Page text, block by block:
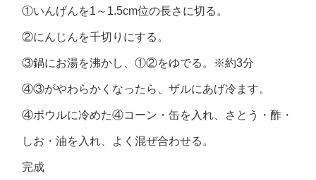
①いんげんを1～1.5cm位の長さに切る。
②にんじんを千切りにする。
③鍋にお湯を沸かし、①②をゆでる。※約3分
④③がやわらかくなったら、ザルにあげ冷ます。
④ボウルに冷めた④コーン・缶を入れ、さとう・酢・
しお・油を入れ、よく混ぜ合わせる。
完成